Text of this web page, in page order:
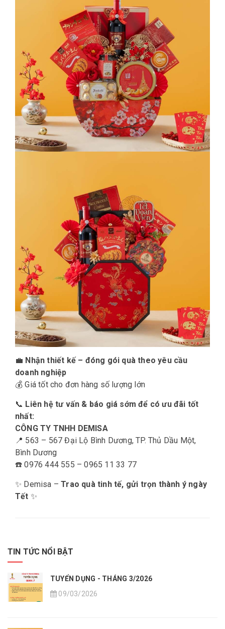
💼 Nhận thiết kế – đóng gói quà theo yêu cầu
doanh nghiệp
💰 Giá tốt cho đơn hàng số lượng lớn
📞 Liên hệ tư vấn & báo giá sớm để có ưu đãi tốt
nhất:
CÔNG TY TNHH DEMISA
📍 563 – 567 Đại Lộ Bình Dương, TP. Thủ Dầu Một,
Bình Dương
☎️ 0976 444 555 – 0965 11 33 77
✨ Demisa –Trao quà tinh tế, gửi trọn thành ý ngày
Tết ✨
TIN TỨC NỔI BẬT
TUYỂN DỤNG - THÁNG 3/2026
09/03/2026